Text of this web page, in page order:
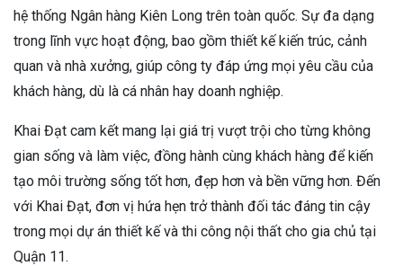
hệ thống Ngân hàng Kiên Long trên toàn quốc. Sự đa dạng
trong lĩnh vực hoạt động, bao gồm thiết kế kiến trúc, cảnh
quan và nhà xưởng, giúp công ty đáp ứng mọi yêu cầu của
khách hàng, dù là cá nhân hay doanh nghiệp.
Khai Đạt cam kết mang lại giá trị vượt trội cho từng không
gian sống và làm việc, đồng hành cùng khách hàng để kiến
tạo môi trường sống tốt hơn, đẹp hơn và bền vững hơn. Đến
với Khai Đạt, đơn vị hứa hẹn trở thành đối tác đáng tin cậy
trong mọi dự án thiết kế và thi công nội thất cho gia chủ tại
Quận 11.